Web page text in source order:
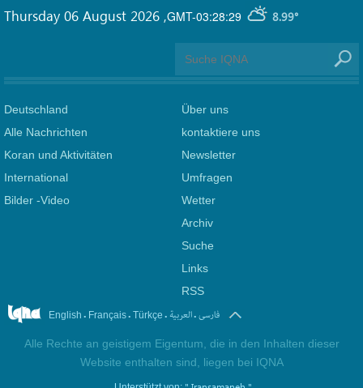
GMT-03:28:29 8.99°
Thursday 06 August 2026 ,
Deutschland
Alle Nachrichten
Koran und Aktivitäten
International
Bilder -Video
Über uns
kontaktiere uns
Newsletter
Umfragen
Wetter
Archiv
Suche
Links
RSS
English . Français. Türkçe . العربیة.فارسی
Alle Rechte an geistigem Eigentum, die in den Inhalten dieser
Website enthalten sind, liegen bei IQNA